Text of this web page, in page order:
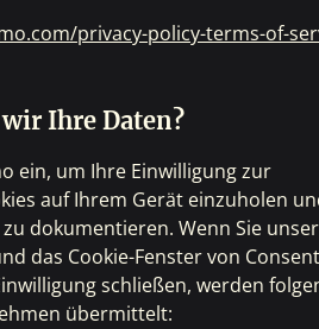
privacy-policy-terms-of-
Ihre Daten?
ein, um Ihre Einwilligung zur
auf Ihrem Gerät einzuholen
dokumentieren. Wenn Sie
das Cookie-Fenster von
schließen, werden
übermittelt: